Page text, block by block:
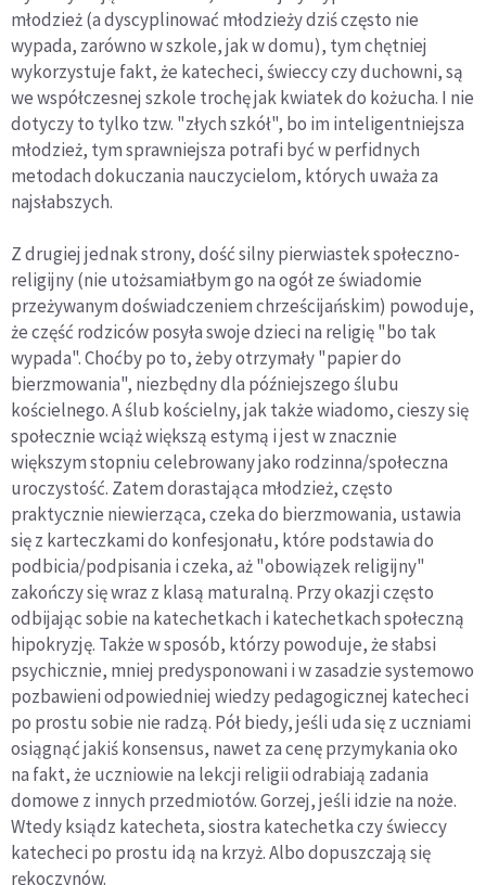
młodzież (a dyscyplinować młodzieży dziś często nie
wypada, zarówno w szkole, jak w domu), tym chętniej
wykorzystuje fakt, że katecheci, świeccy czy duchowni, są
we współczesnej szkole trochę jak kwiatek do kożucha. I nie
dotyczy to tylko tzw. "złych szkół", bo im inteligentniejsza
młodzież, tym sprawniejsza potrafi być w perfidnych
metodach dokuczania nauczycielom, których uważa za
najsłabszych.
Z drugiej jednak strony, dość silny pierwiastek społeczno-
religijny (nie utożsamiałbym go na ogół ze świadomie
przeżywanym doświadczeniem chrześcijańskim) powoduje,
że część rodziców posyła swoje dzieci na religię "bo tak
wypada". Choćby po to, żeby otrzymały "papier do
bierzmowania", niezbędny dla późniejszego ślubu
kościelnego. A ślub kościelny, jak także wiadomo, cieszy się
społecznie wciąż większą estymą i jest w znacznie
większym stopniu celebrowany jako rodzinna/społeczna
uroczystość. Zatem dorastająca młodzież, często
praktycznie niewierząca, czeka do bierzmowania, ustawia
się z karteczkami do konfesjonału, które podstawia do
podbicia/podpisania i czeka, aż "obowiązek religijny"
zakończy się wraz z klasą maturalną. Przy okazji często
odbijając sobie na katechetkach i katechetkach społeczną
hipokryzję. Także w sposób, którzy powoduje, że słabsi
psychicznie, mniej predysponowani i w zasadzie systemowo
pozbawieni odpowiedniej wiedzy pedagogicznej katecheci
po prostu sobie nie radzą. Pół biedy, jeśli uda się z uczniami
osiągnąć jakiś konsensus, nawet za cenę przymykania oko
na fakt, że uczniowie na lekcji religii odrabiają zadania
domowe z innych przedmiotów. Gorzej, jeśli idzie na noże.
Wtedy ksiądz katecheta, siostra katechetka czy świeccy
katecheci po prostu idą na krzyż. Albo dopuszczają się
rękoczynów.